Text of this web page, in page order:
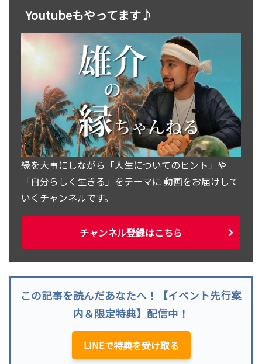
Youtubeもやってます♪
縁を大事にしながら「人生についてのヒント」や
「自分らしく生きる」をテーマに 動画をお届けして
いくチャンネルです。
チャンネル登録はこちら
この記事を読んだあなたへ！【イベント先行案
内＆限定特典】配信中！
LINEで特典を受け取る